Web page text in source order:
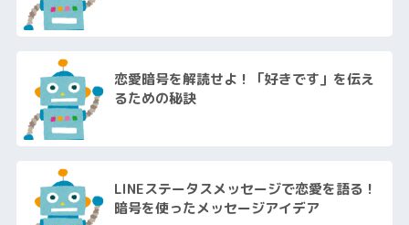
恋愛暗号を解読せよ！「好きです」を伝え
るための秘訣
LINEステータスメッセージで恋愛を語る！
暗号を使ったメッセージアイデア